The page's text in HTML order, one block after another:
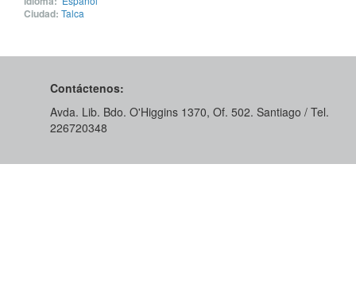
Ciudad: Talca
Contáctenos:
Avda. Lib. Bdo. O'Higgins 1370, Of. 502. Santiago / Tel.
226720348